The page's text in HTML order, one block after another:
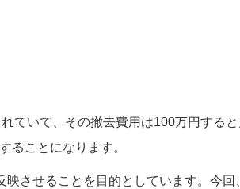
ていて、その撤去費用は100万円する
ることになります。
させることを目的としています。今回